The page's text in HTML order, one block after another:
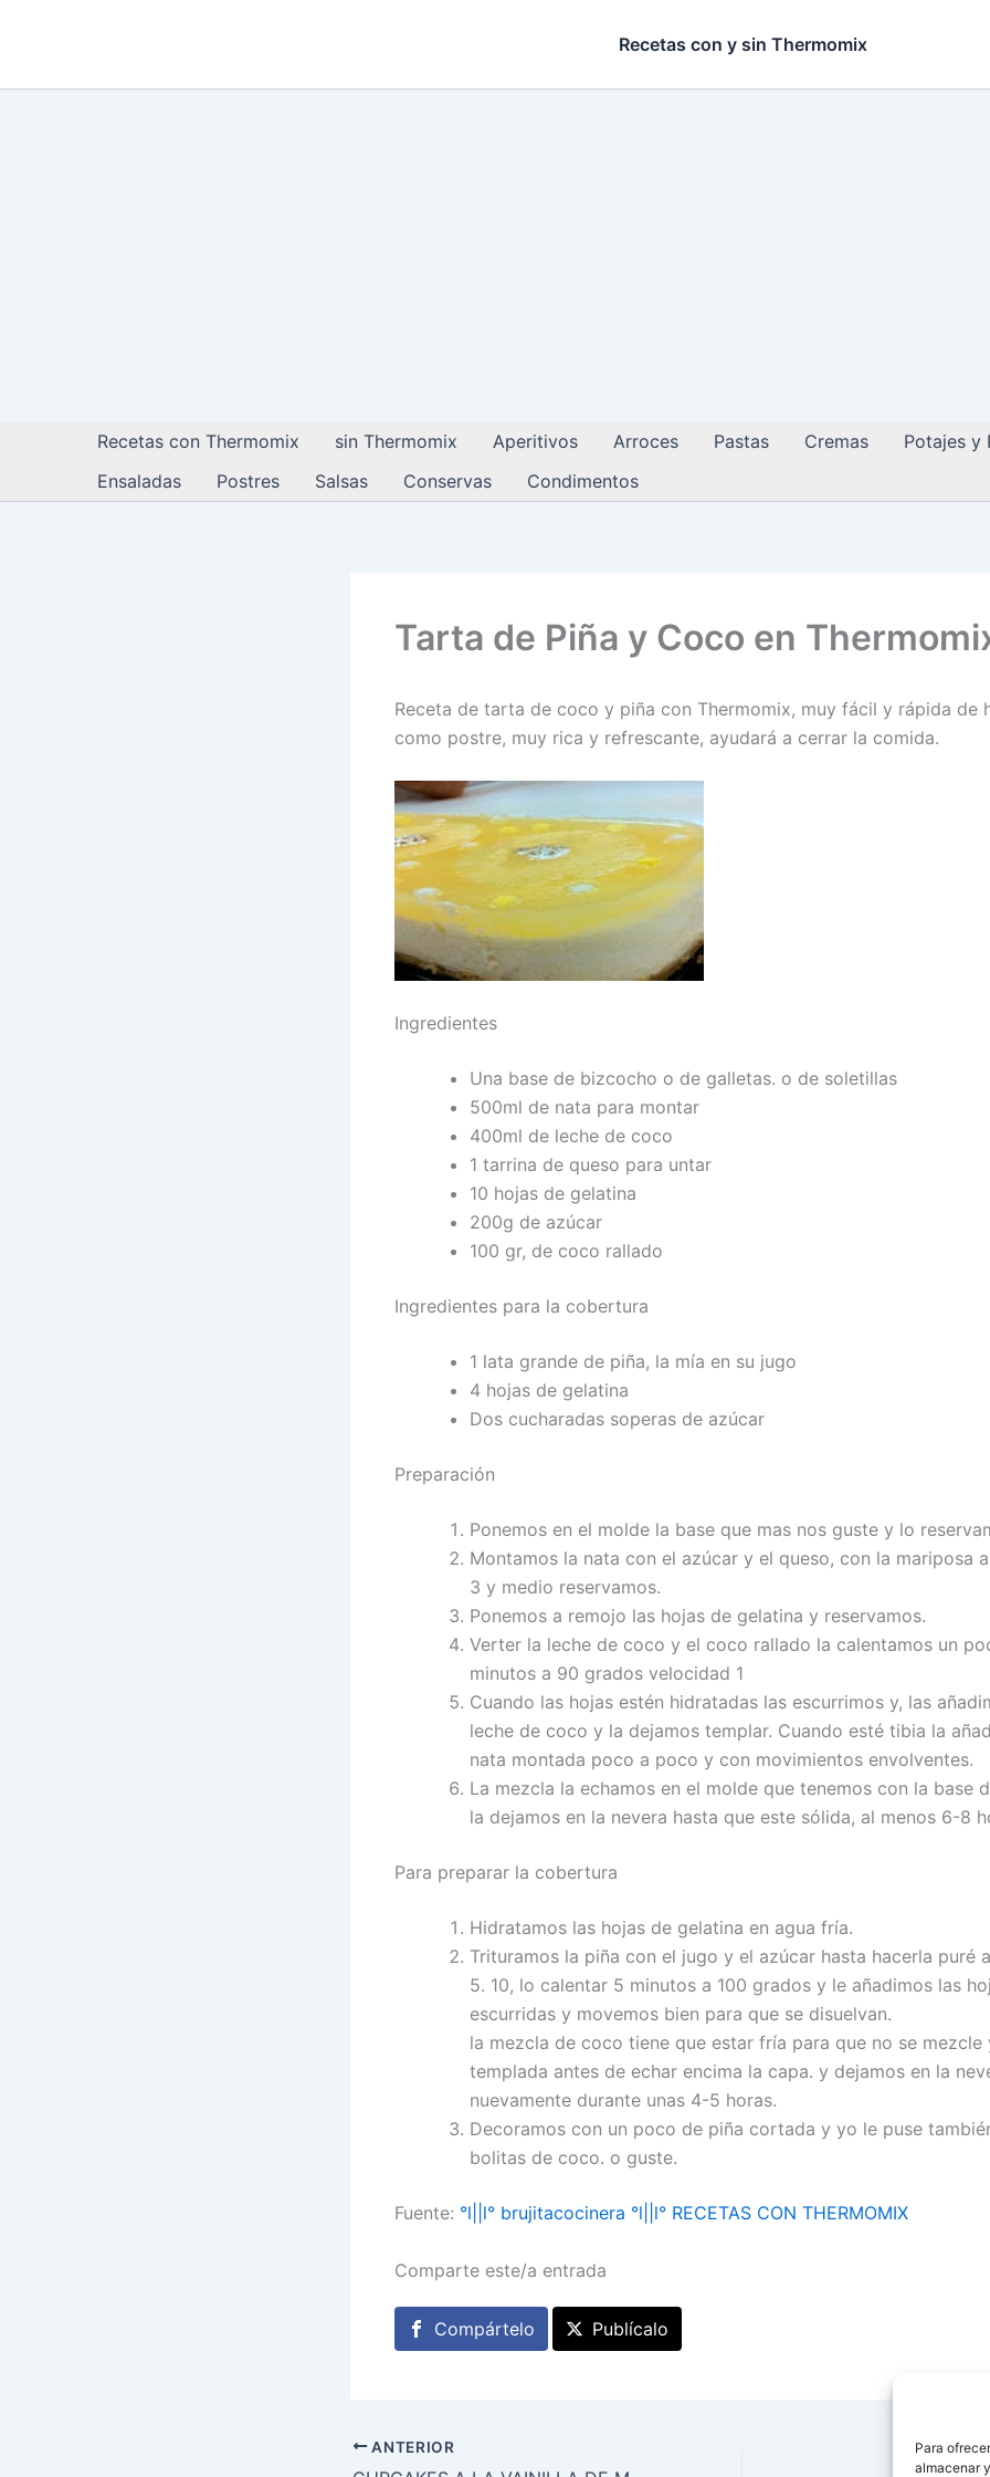
Para
almacenar
Recetas con y sin Thermomix
Recetas con Thermomix sin Thermomix Aperitivos Arroces Pastas Cremas Potajes y
Ensaladas
Postres Salsas Conservas Condimentos
Tarta de Piña y Coco en
Receta de tarta de coco y piña con Thermomix, muy fácil y rápida de
como postre, muy rica y refrescante, ayudará a cerrar la comida.
Ingredientes
Una base de bizcocho o de galletas. o de soletillas
500ml de nata para montar
400ml de leche de coco
1 tarrina de queso para untar
10 hojas de gelatina
200g de azúcar
100 gr, de coco rallado
Ingredientes para la cobertura
1 lata grande de piña, la mía en su jugo
4 hojas de gelatina
Dos cucharadas soperas de azúcar
Preparación
Ponemos en el molde la base que mas nos guste y lo
Montamos la nata con el azúcar y el queso, con la mariposa
3 y medio reservamos.
Ponemos a remojo las hojas de gelatina y reservamos.
Verter la leche de coco y el coco rallado la calentamos un
minutos a 90 grados velocidad 1
Cuando las hojas estén hidratadas las escurrimos y, las
leche de coco y la dejamos templar. Cuando esté tibia la
nata montada poco a poco y con movimientos envolventes.
La mezcla la echamos en el molde que tenemos con la base
la dejamos en la nevera hasta que este sólida, al menos 6-8
Para preparar la cobertura
Hidratamos las hojas de gelatina en agua fría.
Trituramos la piña con el jugo y el azúcar hasta hacerla puré
5. 10, lo calentar 5 minutos a 100 grados y le añadimos las
escurridas y movemos bien para que se disuelvan.
la mezcla de coco tiene que estar fría para que no se mezcle
templada antes de echar encima la capa. y dejamos en la
nuevamente durante unas 4-5 horas.
Decoramos con un poco de piña cortada y yo le puse
bolitas de coco. o guste.
Fuente: °l||l° brujitacocinera °l||l° RECETAS CON THERMOMIX
Comparte este/a entrada
Compártelo Publícalo
ANTERIOR